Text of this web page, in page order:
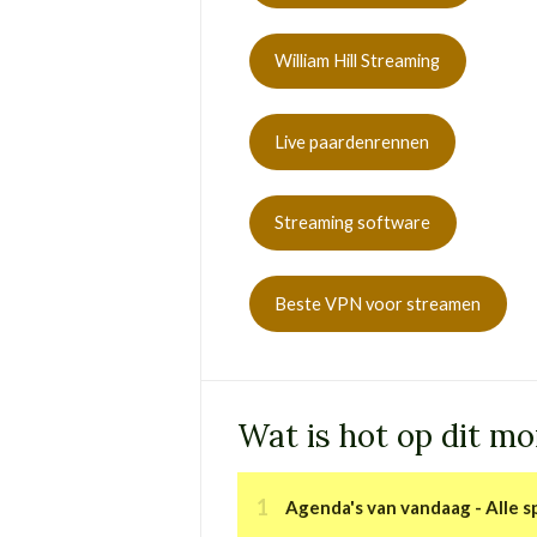
William Hill Streaming
Live paardenrennen
Streaming software
Beste VPN voor streamen
Wat is hot op dit
Agenda's van vandaag - Alle